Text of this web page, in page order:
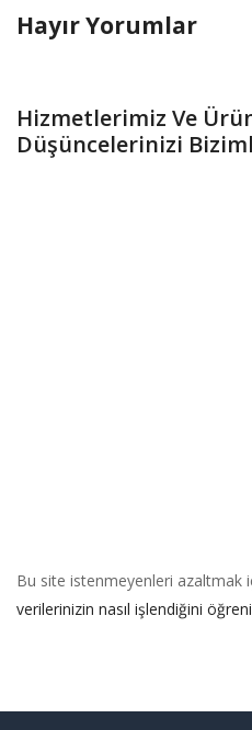
Hayır Yorumlar
Hizmetlerimiz Ve
Düşüncelerinizi
Bu site istenmeyenleri azaltmak
verilerinizin nasıl işlendiğini